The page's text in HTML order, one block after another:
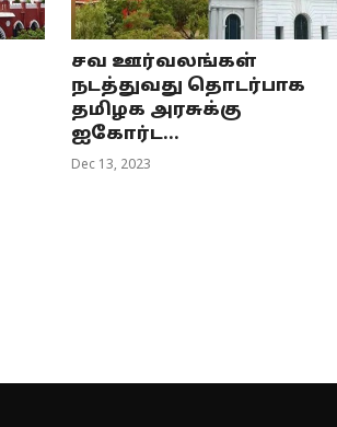
சவ ஊர்வலங்கள்
நடத்துவது தொடர்பாக
தமிழக அரசுக்கு
ஐகோர்ட...
Dec 13, 2023